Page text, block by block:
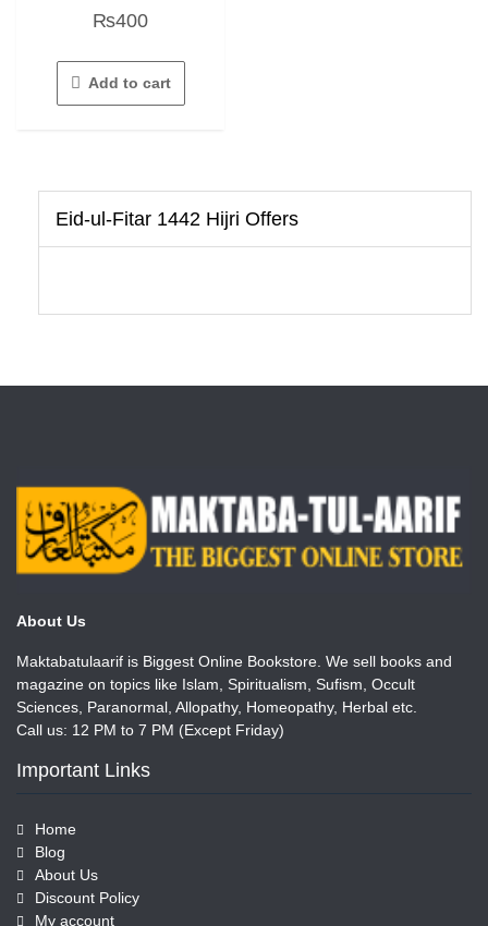
5
₨400
Add to cart
Eid-ul-Fitar 1442 Hijri Offers
About Us
Maktabatulaarif is Biggest Online Bookstore. We sell books and
magazine on topics like Islam, Spiritualism, Sufism, Occult
Sciences, Paranormal, Allopathy, Homeopathy, Herbal etc.
Call us: 12 PM to 7 PM (Except Friday)
Important Links
Home
Blog
About Us
Discount Policy
My account